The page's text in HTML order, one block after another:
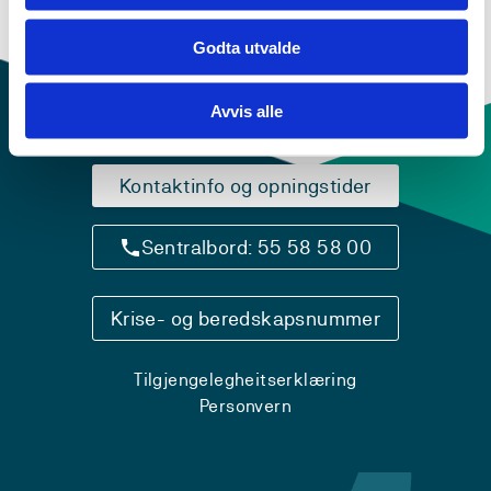
Godta utvalde
Avvis alle
Kontaktinfo og opningstider
Sentralbord: 55 58 58 00
Krise- og beredskapsnummer
Tilgjengelegheitserklæring
Personvern